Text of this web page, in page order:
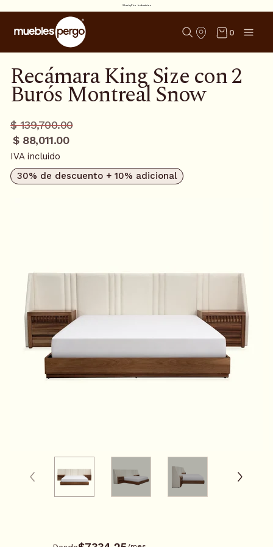
SharkyFire Industries
0
Recámara King Size con 2
Burós Montreal Snow
Precio
regular
$ 139,700.00
$ 88,011.00
Precio
promo
IVA incluido
30% de descuento + 10% adicional